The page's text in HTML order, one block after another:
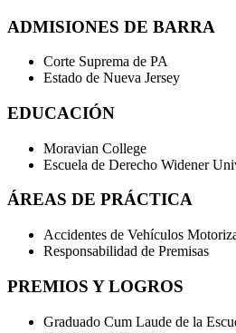
ADMISIONES DE BARRA
Corte Suprema de PA
Estado de Nueva Jersey
EDUCACIÓN
Moravian College
Escuela de Derecho Widener
ÁREAS DE PRÁCTICA
Accidentes de Vehículos
Responsabilidad de Premisas
PREMIOS Y LOGROS
Graduado Cum Laude de la